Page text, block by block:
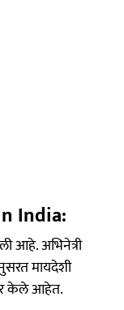
India:
आहे. अभिनेत्री
मायदेशी
केले आहेत.